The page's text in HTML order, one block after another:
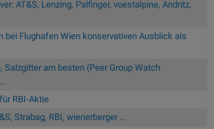
AT&S, Lenzing, Palfinger, voestalpine, Andritz,
bei Flughafen Wien konservativen Ausblick als
Salzgitter am besten (Peer Group Watch
RBI-Aktie
Strabag, RBI, wienerberger ...